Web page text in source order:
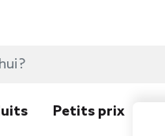
Petits prix